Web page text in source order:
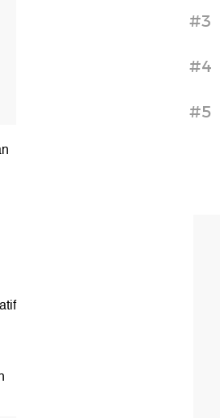
#3
#4
#5